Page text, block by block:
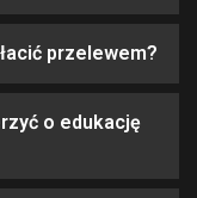
przelewem?
o edukację